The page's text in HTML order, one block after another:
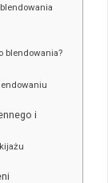
blendowania?
i